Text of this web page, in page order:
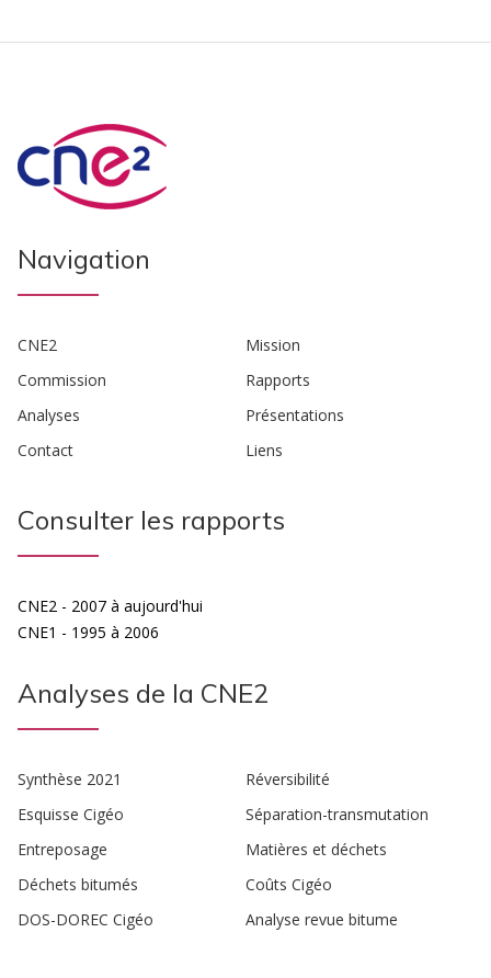
Navigation
CNE2
Mission
Commission
Rapports
Analyses
Présentations
Contact
Liens
Consulter les rapports
CNE2 - 2007 à aujourd'hui
CNE1 - 1995 à 2006
Analyses de la CNE2
Synthèse 2021
Réversibilité
Esquisse Cigéo
Séparation-transmutation
Entreposage
Matières et déchets
Déchets bitumés
Coûts Cigéo
DOS-DOREC Cigéo
Analyse revue bitume